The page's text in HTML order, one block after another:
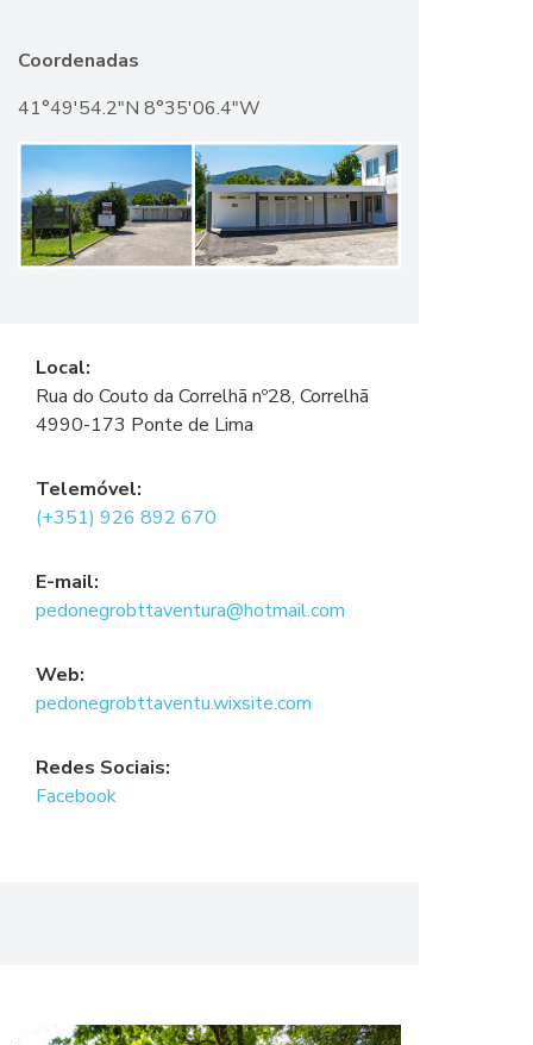
Coordenadas
41°49'54.2"N 8°35'06.4"W
Local:
Rua do Couto da Correlhã nº28, Correlhã
4990-173 Ponte de Lima
Telemóvel:
(+351) 926 892 670
E-mail:
pedonegrobttaventura@hotmail.com
Web:
pedonegrobttaventu.wixsite.com
Redes Sociais:
Facebook